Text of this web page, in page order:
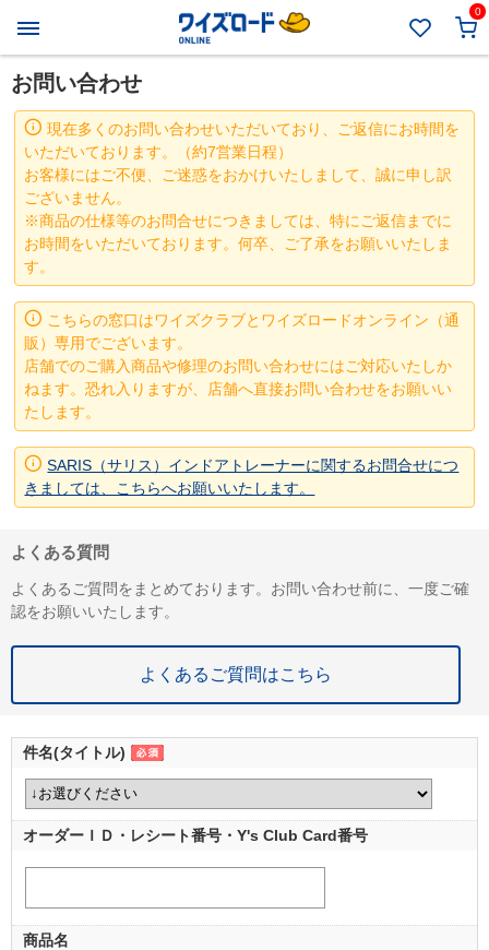
0
お問い合わせ
現在多くのお問い合わせいただいており、ご返信にお時間を
いただいております。（約7営業日程）
お客様にはご不便、ご迷惑をおかけいたしまして、誠に申し訳
ございません。
※商品の仕様等のお問合せにつきましては、特にご返信までに
お時間をいただいております。何卒、ご了承をお願いいたしま
す。
こちらの窓口はワイズクラブとワイズロードオンライン（通
販）専用でございます。
店舗でのご購入商品や修理のお問い合わせにはご対応いたしか
ねます。恐れ入りますが、店舗へ直接お問い合わせをお願いい
たします。
SARIS（サリス）インドアトレーナーに関するお問合せにつ
きましては、こちらへお願いいたします。
よくある質問
よくあるご質問をまとめております。お問い合わせ前に、一度ご確
認をお願いいたします。
よくあるご質問はこちら
件名(タイトル)
オーダーＩＤ・レシート番号・Y's Club Card番号
商品名